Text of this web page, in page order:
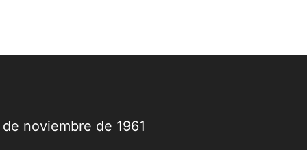
noviembre de 1961